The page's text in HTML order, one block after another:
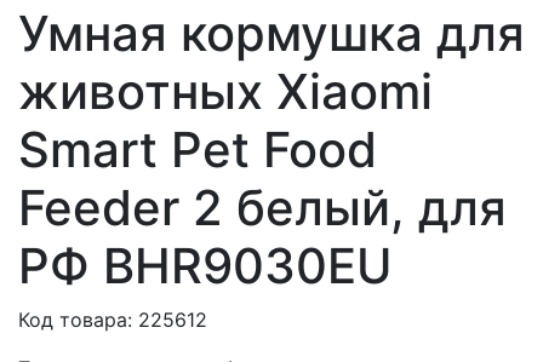
Умная кормушка для
животных Xiaomi
Smart Pet Food
Feeder 2 белый, для
РФ BHR9030EU
Код товара: 225612